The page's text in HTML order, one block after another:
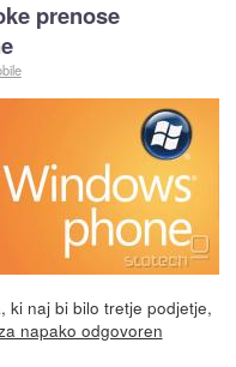
prenose
ki naj bi bilo tretje podjetje,
napako odgovoren